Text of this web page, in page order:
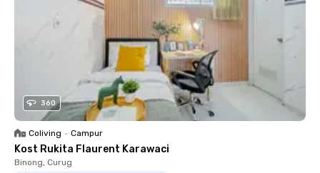
360
Coliving • Campur
Kost Rukita Flaurent Karawaci
Binong, Curug